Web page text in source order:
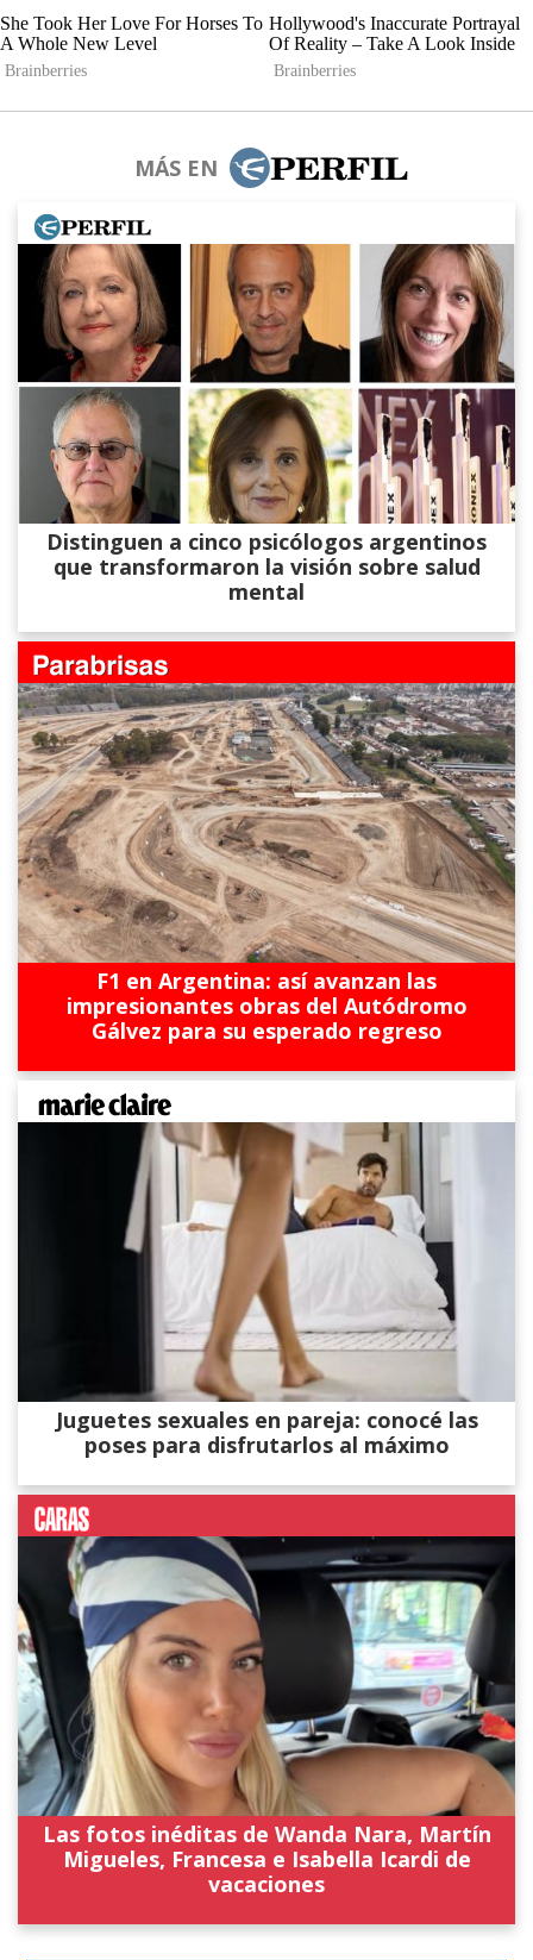
MÁS EN
Distinguen a cinco psicólogos argentinos
que transformaron la visión sobre salud
mental
F1 en Argentina: así avanzan las
impresionantes obras del Autódromo
Gálvez para su esperado regreso
Juguetes sexuales en pareja: conocé las
poses para disfrutarlos al máximo
Las fotos inéditas de Wanda Nara, Martín
Migueles, Francesa e Isabella Icardi de
vacaciones